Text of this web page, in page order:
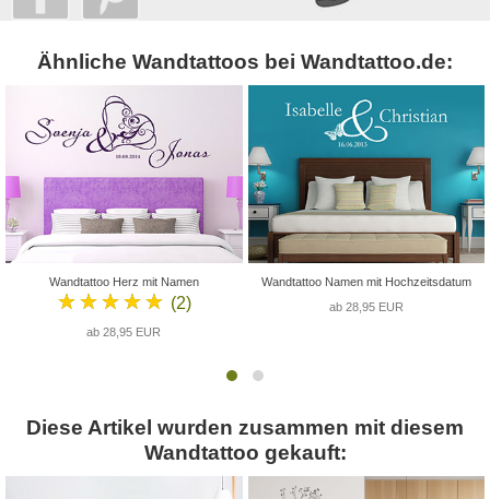
Ähnliche Wandtattoos bei Wandtattoo.de:
Wandtattoo Herz mit Namen
★★★★★ (2)
ab 28,95 EUR
Wandtattoo Namen mit Hochzeitsdatum
ab 28,95 EUR
Diese Artikel wurden zusammen mit diesem
Wandtattoo gekauft: